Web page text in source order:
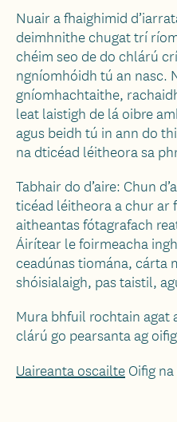
Nuair a fhaighimid
deimhnithe chugat trí
chéim seo de do chlárú
ngníomhóidh tú an nasc.
gníomhachtaithe,
leat laistigh de lá oibre
agus beidh tú in ann do
na dticéad léitheora sa
Tabhair do d’aire: Chun
ticéad léitheora a chur
aitheantas fótagrafach
Áirítear le foirmeacha
ceadúnas tiomána, cárta
shóisialaigh, pas taistil,
Mura bhfuil rochtain
clárú go pearsanta ag
Uaireanta oscailteOifig